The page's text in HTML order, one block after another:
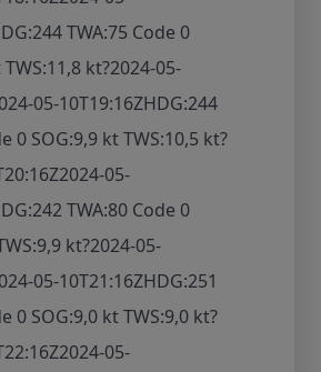
TWA:75 Code 0
kt?2024-05-
05-10T19:16ZHDG:244
0 SOG:9,9 kt TWS:10,5 kt?
2024-05-
TWA:80 Code 0
kt?2024-05-
05-10T21:16ZHDG:251
0 SOG:9,0 kt TWS:9,0 kt?
2024-05-